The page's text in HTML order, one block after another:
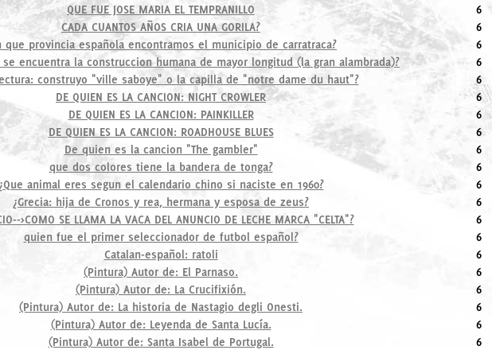
QUE FUE JOSE MARIA EL TEMPRANILLO 6
CADA CUANTOS AÑOS CRIA UNA GORILA? 6
que provincia española encontramos el municipio de carratraca? 6
se encuentra la construccion humana de mayor longitud (la gran alambrada)? 6
construyo "ville saboye" o la capilla de "notre dame du haut"? 6
DE QUIEN ES LA CANCION: NIGHT CROWLER 6
DE QUIEN ES LA CANCION: PAINKILLER 6
DE QUIEN ES LA CANCION: ROADHOUSE BLUES 6
De quien es la cancion "The gambler" 6
que dos colores tiene la bandera de tonga? 6
¿Que animal eres segun el calendario chino si naciste en 1960? 6
¿Grecia: hija de Cronos y rea, hermana y esposa de zeus? 6
>COMO SE LLAMA LA VACA DEL ANUNCIO DE LECHE MARCA "CELTA"? 6
quien fue el primer seleccionador de futbol español? 6
Catalan-español: ratoli 6
(Pintura) Autor de: El Parnaso. 6
(Pintura) Autor de: La Crucifixión. 6
(Pintura) Autor de: La historia de Nastagio degli Onesti. 6
(Pintura) Autor de: Leyenda de Santa Lucía. 6
(Pintura) Autor de: Santa Isabel de Portugal. 6